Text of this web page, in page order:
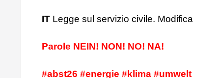
IT Legge sul servizio civile. Modifica
Parole NEIN! NON! NO! NA!
#abst26 #energie #klima #umwelt